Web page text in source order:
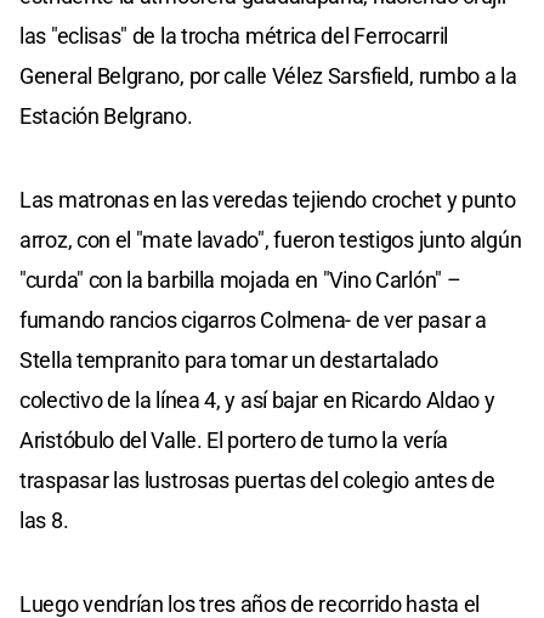
las "eclisas" de la trocha métrica del Ferrocarril
General Belgrano, por calle Vélez Sarsfield, rumbo a la
Estación Belgrano.
Las matronas en las veredas tejiendo crochet y punto
arroz, con el "mate lavado", fueron testigos junto algún
"curda" con la barbilla mojada en "Vino Carlón" –
fumando rancios cigarros Colmena- de ver pasar a
Stella tempranito para tomar un destartalado
colectivo de la línea 4, y así bajar en Ricardo Aldao y
Aristóbulo del Valle. El portero de turno la vería
traspasar las lustrosas puertas del colegio antes de
las 8.
Luego vendrían los tres años de recorrido hasta el